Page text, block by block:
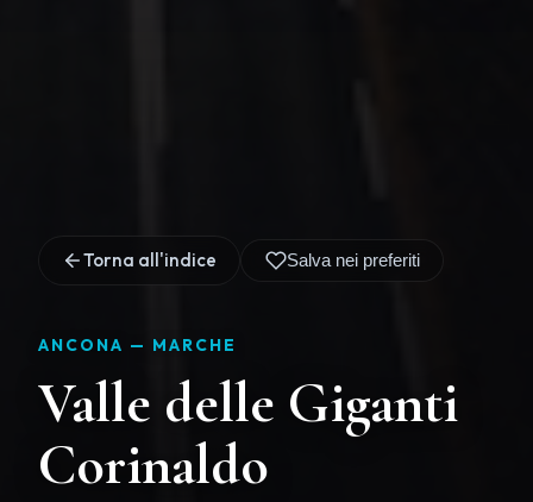
Torna all'indice Salva nei preferiti
ANCONA — MARCHE
Valle delle Giganti
Corinaldo